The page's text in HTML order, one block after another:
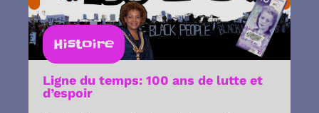
Histoire
Ligne du temps: 100 ans de lutte et
d’espoir